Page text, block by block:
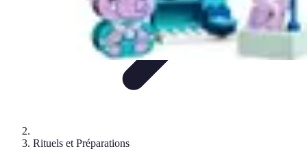
Rituels et Préparations